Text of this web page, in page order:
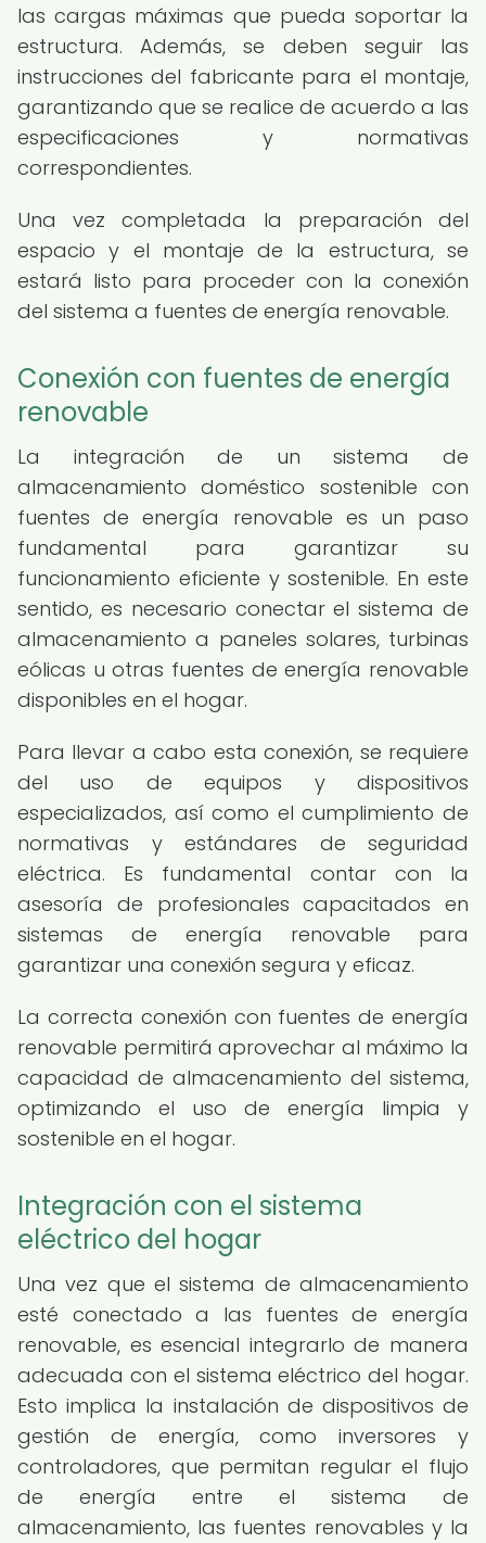
las cargas máximas que pueda soportar la
estructura. Además, se deben seguir las
instrucciones del fabricante para el montaje,
garantizando que se realice de acuerdo a las
especificaciones y normativas
correspondientes.
Una vez completada la preparación del
espacio y el montaje de la estructura, se
estará listo para proceder con la conexión
del sistema a fuentes de energía renovable.
Conexión con fuentes de energía
renovable
La integración de un sistema de
almacenamiento doméstico sostenible con
fuentes de energía renovable es un paso
fundamental para garantizar su
funcionamiento eficiente y sostenible. En este
sentido, es necesario conectar el sistema de
almacenamiento a paneles solares, turbinas
eólicas u otras fuentes de energía renovable
disponibles en el hogar.
Para llevar a cabo esta conexión, se requiere
del uso de equipos y dispositivos
especializados, así como el cumplimiento de
normativas y estándares de seguridad
eléctrica. Es fundamental contar con la
asesoría de profesionales capacitados en
sistemas de energía renovable para
garantizar una conexión segura y eficaz.
La correcta conexión con fuentes de energía
renovable permitirá aprovechar al máximo la
capacidad de almacenamiento del sistema,
optimizando el uso de energía limpia y
sostenible en el hogar.
Integración con el sistema
eléctrico del hogar
Una vez que el sistema de almacenamiento
esté conectado a las fuentes de energía
renovable, es esencial integrarlo de manera
adecuada con el sistema eléctrico del hogar.
Esto implica la instalación de dispositivos de
gestión de energía, como inversores y
controladores, que permitan regular el flujo
de energía entre el sistema de
almacenamiento, las fuentes renovables y la